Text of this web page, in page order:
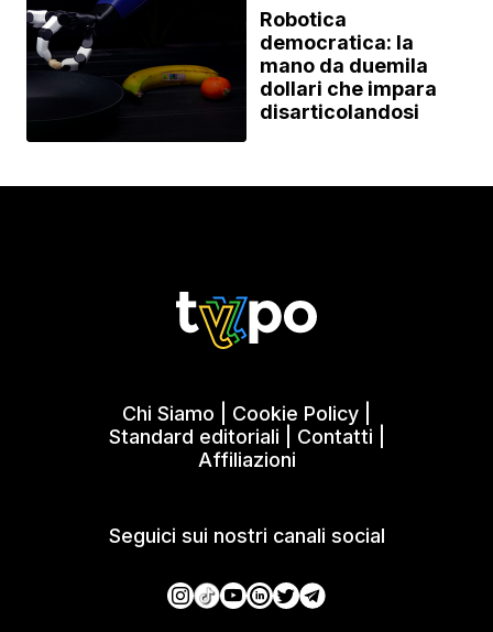
Robotica
democratica: la
mano da duemila
dollari che impara
disarticolandosi
Chi Siamo Cookie Policy
Standard editoriali
Contatti
Affiliazioni
Seguici sui nostri canali social